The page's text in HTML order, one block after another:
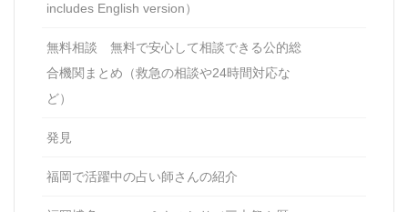
includes English version）
無料相談 無料で安心して相談できる公的総
合機関まとめ（救急の相談や24時間対応な
ど）
発見
福岡で活躍中の占い師さんの紹介